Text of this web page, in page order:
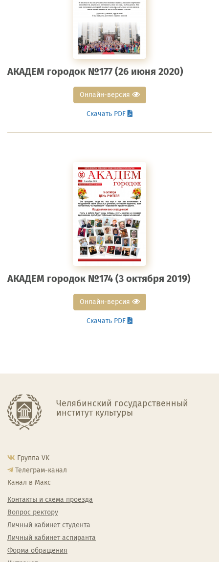
АКАДЕМ городок №177 (26 июня 2020)
Онлайн-версия
Скачать PDF
АКАДЕМ городок №174 (3 октября 2019)
Онлайн-версия
Скачать PDF
Челябинский государственный
институт культуры
Группа VK
Телеграм-канал
Канал в Макс
Контакты и схема проезда
Вопрос ректору
Личный кабинет студента
Личный кабинет аспиранта
Форма обращения